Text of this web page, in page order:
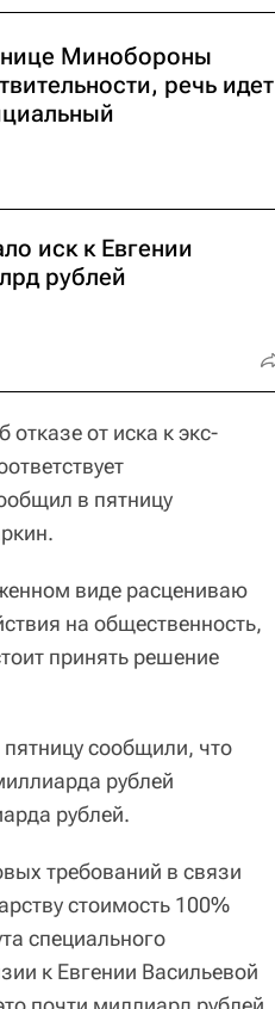
Минобороны
речь идет
иск к Евгении
рублей
от иска к экс-
в пятницу
виде расцениваю
на общественность,
принять решение
сообщили, что
рублей
рублей.
требований в связи
стоимость 100%
специального
к Евгении Васильевой